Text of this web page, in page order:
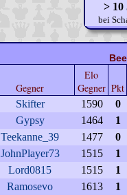
> 10
bei
Gegner
Elo
Gegner Pkt
Skifter 1590
0
Gypsy 1464
1
Teekanne_39 1477
0
JohnPlayer73 1515
1
Lord0815 1515
1
Ramosevo 1613
1